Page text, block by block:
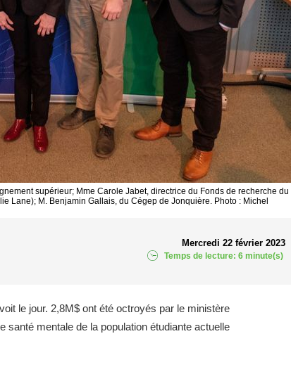
supérieur; Mme Carole Jabet, directrice du Fonds de recherche du
Lane); M. Benjamin Gallais, du Cégep de Jonquière. Photo : Michel
Mercredi 22 février 2023
Temps de lecture: 6 minute(s)
le jour. 2,8M$ ont été octroyés par le ministère
mentale de la population étudiante actuelle